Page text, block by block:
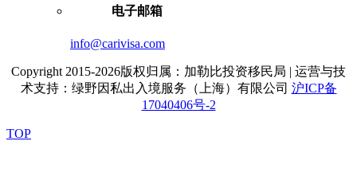
电子邮箱
info@carivisa.com
Copyright 2015-2026版权归属：加勒比投资移民局 | 运营与技
术支持：绿野因私出入境服务（上海）有限公司 沪ICP备
17040406号-2
TOP